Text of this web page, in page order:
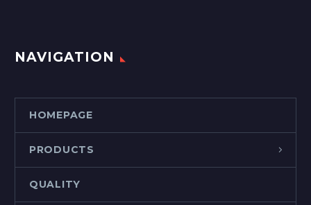
NAVIGATION
HOMEPAGE
PRODUCTS
QUALITY